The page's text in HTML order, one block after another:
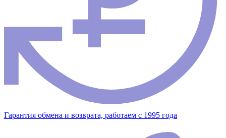
Гарантия обмена и возврата, работаем с 1995 года